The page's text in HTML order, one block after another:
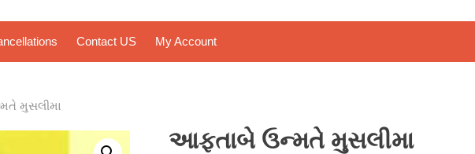
Contact US My Account
મુસલીમા
આફતાબે ઉન્મતે મુસલીમા